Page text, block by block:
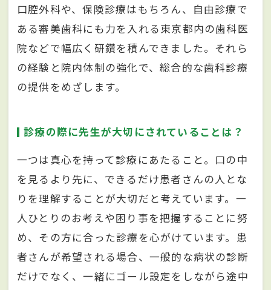
口腔外科や、保険診療はもちろん、自由診療で
ある審美歯科にも力を入れる東京都内の歯科医
院などで幅広く研鑽を積んできました。それら
の経験と院内体制の強化で、総合的な歯科診療
の提供をめざします。
診療の際に先生が大切にされていることは？
一つは真心を持って診療にあたること。口の中
を見るより先に、できるだけ患者さんの人とな
りを理解することが大切だと考えています。一
人ひとりのお考えや困り事を把握することに努
め、その方に合った診療を心がけています。患
者さんが希望される場合、一般的な病状の診断
だけでなく、一緒にゴール設定をしながら途中